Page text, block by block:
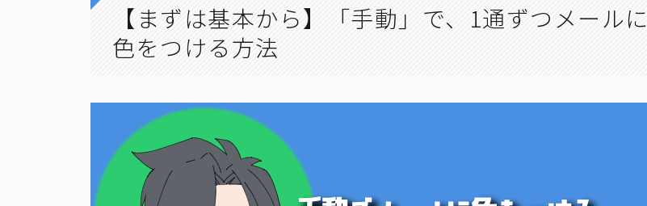
【まずは基本から】「手動」で、1通ずつメールに
色をつける方法